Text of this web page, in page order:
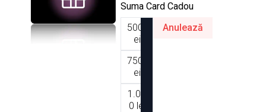
prețuri:
500,00 lei
până
la
1.000,00 lei
Suma Card Cadou
500 l
ei
750 l
ei
1.00
0 lei
Anulează